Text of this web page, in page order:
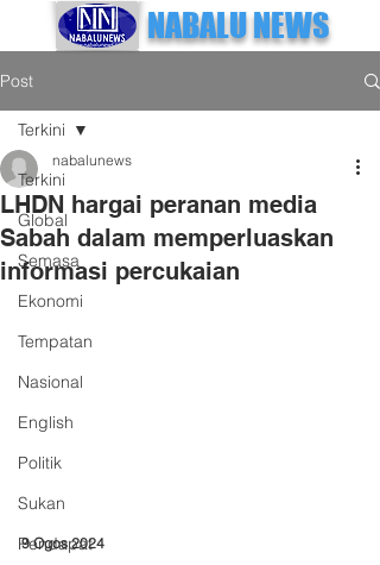
NABALU NEWS
Post
Terkini
Global
Semasa
Ekonomi
Tempatan
Nasional
English
Politik
Sukan
Pendapat
Terkini
LHDN hargai peranan media
Sabah dalam memperluaskan
informasi percukaian
nabalunews
9 Ogos 2024